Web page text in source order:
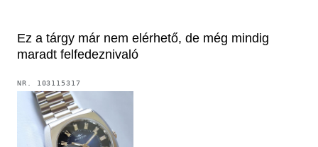
Ez a tárgy már nem elérhető, de még mindig
maradt felfedeznivaló
NR. 103115317